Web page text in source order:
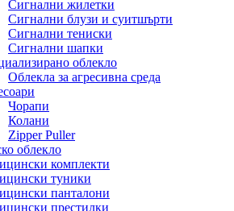
Сигнални жилетки
Сигнални блузи и суитшърти
Сигнални тениски
Сигнални шапки
облекло
Облекла за агресивна среда
Чорапи
Колани
Zipper Puller
облекло
комплекти
туники
панталони
престилки